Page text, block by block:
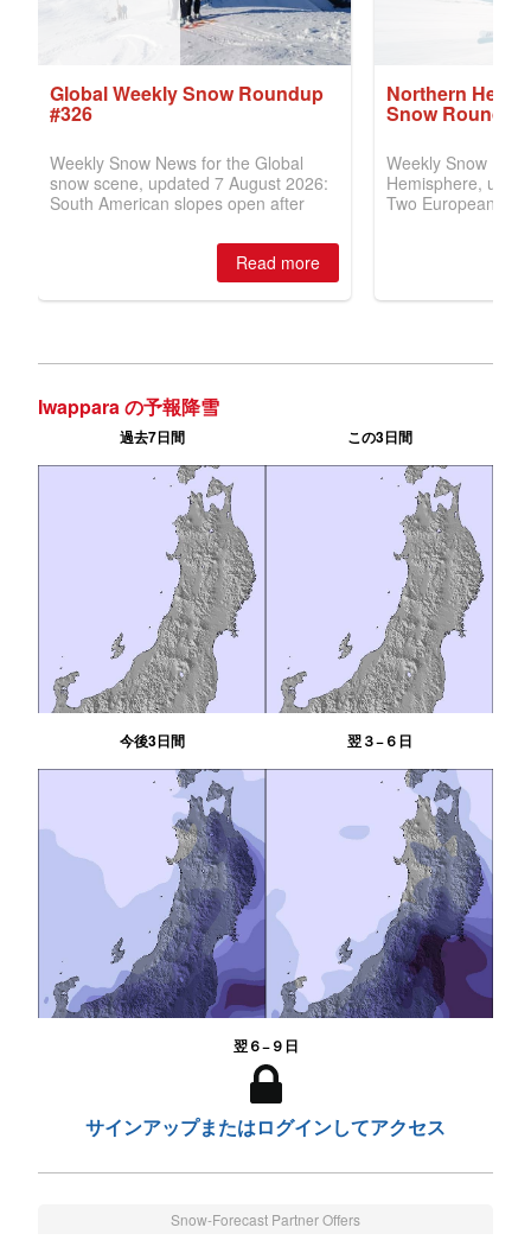
Iwappara の予報降雪
過去7日間 この3日間
今後3日間 翌３−６日
翌６−９日
サインアップまたはログインしてアクセス
Snow-Forecast Partner Offers